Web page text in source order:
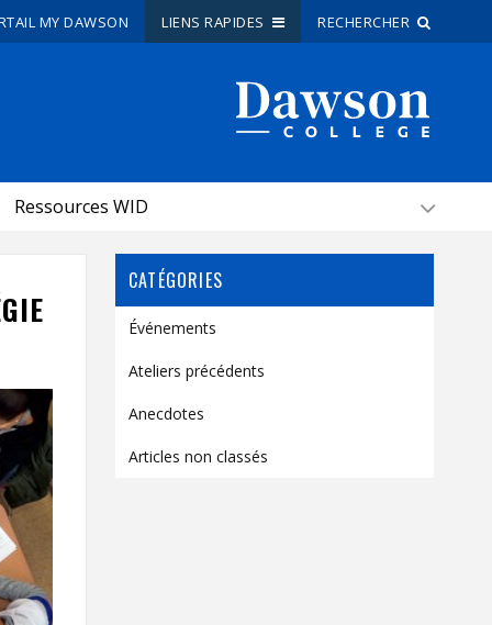
MY DAWSON LIENS RAPIDES RECHERCHER
Ressources WID
CATÉGORIES
Événements
Ateliers précédents
Anecdotes
Articles non classés
Recherche sur le site
portail My Dawson
À propos de Dawson
Comment postuler
Carrières
Liens rapides
Contact
Informations
Outils